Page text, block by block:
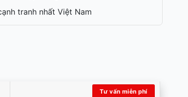
tranh nhất Việt Nam
Tư vấn miễn phí